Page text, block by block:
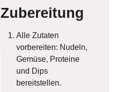
Zubereitung
Alle Zutaten
vorbereiten: Nudeln,
Gemüse, Proteine
und Dips
bereitstellen.